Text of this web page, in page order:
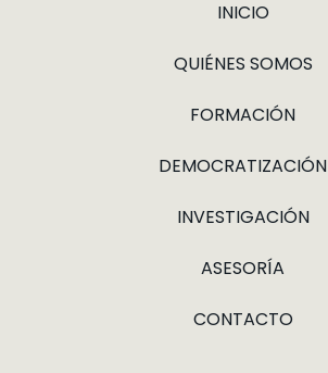
INICIO
QUIÉNES SOMOS
FORMACIÓN
DEMOCRATIZACIÓN
INVESTIGACIÓN
ASESORÍA
CONTACTO